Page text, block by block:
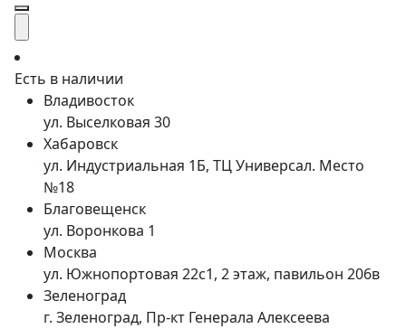
Есть в наличии
Владивосток
ул. Выселковая 30
Хабаровск
ул. Индустриальная 1Б, ТЦ Универсал. Место
№18
Благовещенск
ул. Воронкова 1
Москва
ул. Южнопортовая 22с1, 2 этаж, павильон 206в
Зеленоград
г. Зеленоград, Пр-кт Генерала Алексеева